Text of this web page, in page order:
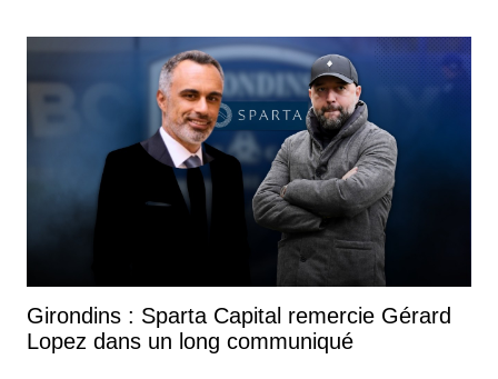
Girondins : Sparta Capital remercie Gérard
Lopez dans un long communiqué